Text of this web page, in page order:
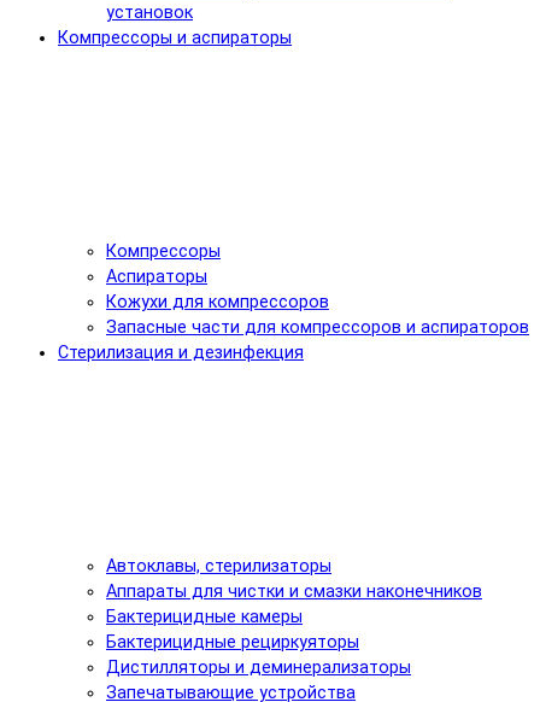
установок
Компрессоры и аспираторы
Компрессоры
Аспираторы
Кожухи для компрессоров
Запасные части для компрессоров и аспираторов
Стерилизация и дезинфекция
Автоклавы, стерилизаторы
Аппараты для чистки и смазки наконечников
Бактерицидные камеры
Бактерицидные рециркуяторы
Дистилляторы и деминерализаторы
Запечатывающие устройства